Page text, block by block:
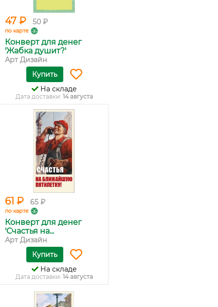
47 ₽ 50 ₽
по карте
Конверт для денег
'Жабка душит?'
Арт Дизайн
Купить
На складе
Дата доставки: 14 августа
61 ₽ 65 ₽
по карте
Конверт для денег
'Счастья на...
Арт Дизайн
Купить
На складе
Дата доставки: 14 августа